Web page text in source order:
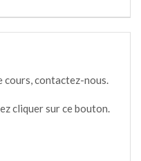
cours, contactez-nous.
cliquer sur ce bouton.